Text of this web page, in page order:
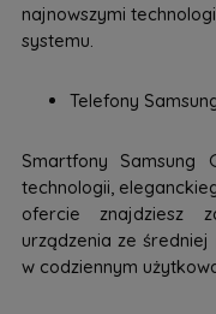
najnowszymi
systemu.
Telefony
Smartfony Samsung
technologii,
ofercie znajdziesz
urządzenia ze
w codziennym